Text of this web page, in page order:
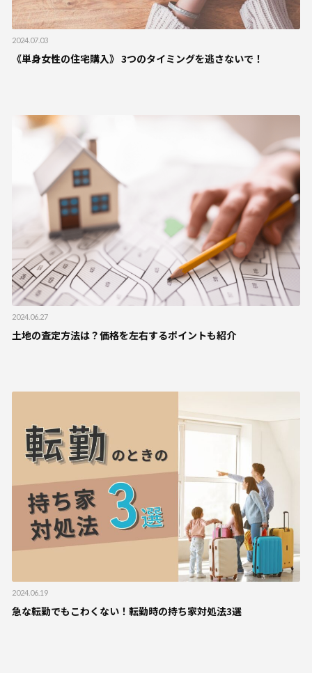
2024.07.03
《単身女性の住宅購入》 3つのタイミングを逃さないで！
2024.06.27
土地の査定方法は？価格を左右するポイントも紹介
2024.06.19
急な転勤でもこわくない！転勤時の持ち家対処法3選